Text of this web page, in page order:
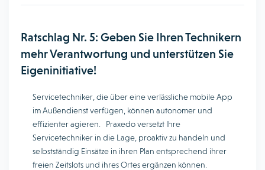
Ratschlag Nr. 5: Geben Sie Ihren Technikern
mehr Verantwortung und unterstützen Sie
Eigeninitiative!
Servicetechniker, die über eine verlässliche mobile App
im Außendienst verfügen, können autonomer und
effizienter agieren. Praxedo versetzt Ihre
Servicetechniker in die Lage, proaktiv zu handeln und
selbstständig Einsätze in ihren Plan entsprechend ihrer
freien Zeitslots und ihres Ortes ergänzen können.